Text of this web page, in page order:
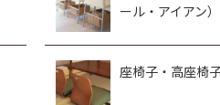
ール・アイアン）
座椅子・高座椅